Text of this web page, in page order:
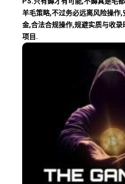
羊毛策略,不过务必远离风险操作
金,合法合规操作,规避实质与收
项目.